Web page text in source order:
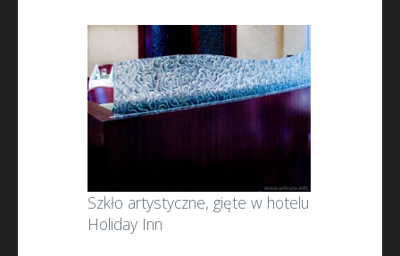
Szkło artystyczne, gięte w hotelu
Holiday Inn